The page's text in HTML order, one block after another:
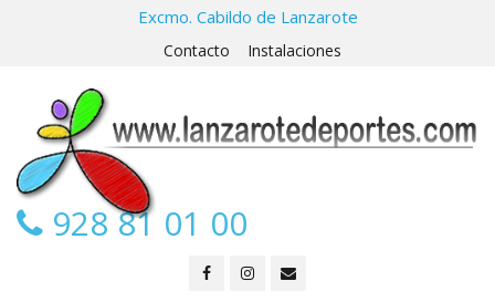
Excmo. Cabildo de Lanzarote
Contacto Instalaciones
928 81 01 00